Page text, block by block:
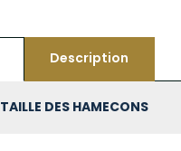
Description
TAILLE DES HAMECONS